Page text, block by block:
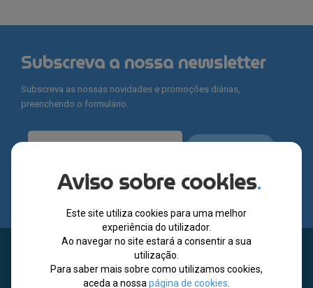
Aviso sobre cookies.
Este site utiliza cookies para uma melhor
experiência do utilizador.
Ao navegar no site estará a consentir a sua
utilização.
Para saber mais sobre como utilizamos cookies,
aceda a nossa página de cookies
Subscreva a nossa newsletter
Subscreva as nossas novidades e promoções diárias,
preenchendo o formulário.
Li e aceito a política de privacidade deste website.
Apoio ao cliente
+351224 933 832(*)
dias úteis entre as 09:00 – 13:00 e 14:00 – 18:00